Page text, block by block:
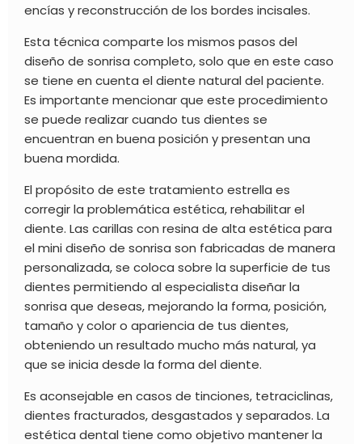
encías y reconstrucción de los bordes incisales.
Esta técnica comparte los mismos pasos del
diseño de sonrisa completo, solo que en este caso
se tiene en cuenta el diente natural del paciente.
Es importante mencionar que este procedimiento
se puede realizar cuando tus dientes se
encuentran en buena posición y presentan una
buena mordida.
El propósito de este tratamiento estrella es
corregir la problemática estética, rehabilitar el
diente. Las carillas con resina de alta estética para
el mini diseño de sonrisa son fabricadas de manera
personalizada, se coloca sobre la superficie de tus
dientes permitiendo al especialista diseñar la
sonrisa que deseas, mejorando la forma, posición,
tamaño y color o apariencia de tus dientes,
obteniendo un resultado mucho más natural, ya
que se inicia desde la forma del diente.
Es aconsejable en casos de tinciones, tetraciclinas,
dientes fracturados, desgastados y separados. La
estética dental tiene como objetivo mantener la